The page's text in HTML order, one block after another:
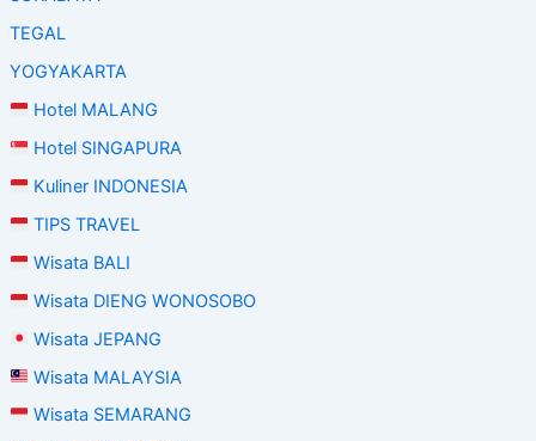
TEGAL
YOGYAKARTA
Hotel MALANG
Hotel SINGAPURA
Kuliner INDONESIA
TIPS TRAVEL
Wisata BALI
Wisata DIENG WONOSOBO
Wisata JEPANG
Wisata MALAYSIA
Wisata SEMARANG